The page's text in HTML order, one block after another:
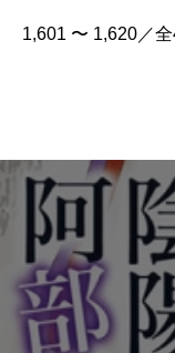
1,601 〜 1,620／